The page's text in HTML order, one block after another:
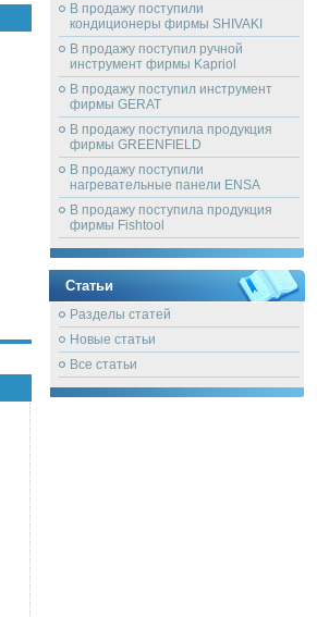
В продажу поступили
кондиционеры фирмы SHIVAKI
В продажу поступил ручной
инструмент фирмы Kapriol
В продажу поступил инструмент
фирмы GERAT
В продажу поступила продукция
фирмы GREENFIELD
В продажу поступили
нагревательные панели ENSA
В продажу поступила продукция
фирмы Fishtool
Статьи
Разделы статей
Новые статьи
Все статьи